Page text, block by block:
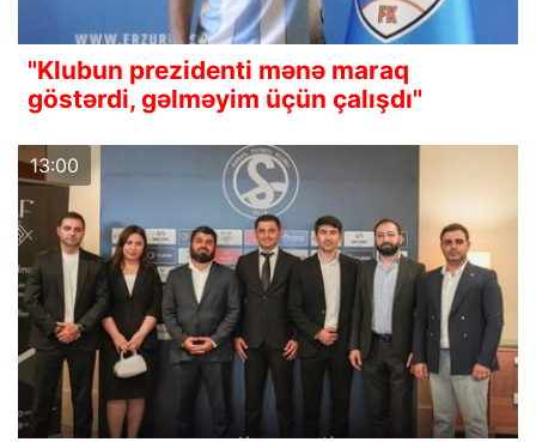
"Klubun prezidenti mənə maraq
göstərdi, gəlməyim üçün çalışdı"
13:00